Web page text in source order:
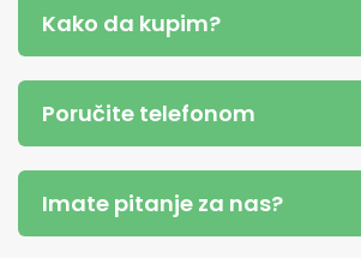
Kako da kupim?
Poručite telefonom
Imate pitanje za nas?